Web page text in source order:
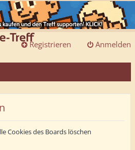
Anmelden
Registrieren
Cookies des Boards löschen